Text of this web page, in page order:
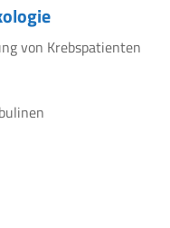
von Krebspatienten